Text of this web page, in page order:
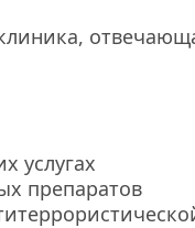
услугах
препаратов